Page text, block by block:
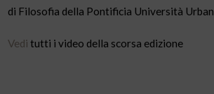
di Filosofia della Pontificia Università
Vedi tutti i video della scorsa edizione